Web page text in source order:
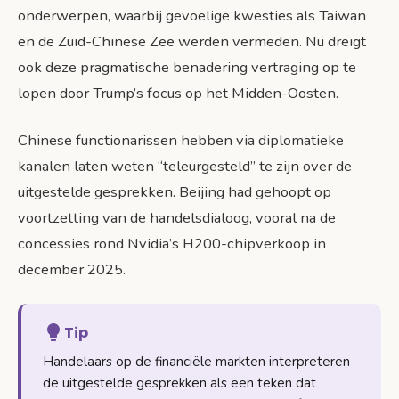
onderwerpen, waarbij gevoelige kwesties als Taiwan
en de Zuid-Chinese Zee werden vermeden. Nu dreigt
ook deze pragmatische benadering vertraging op te
lopen door Trump’s focus op het Midden-Oosten.
Chinese functionarissen hebben via diplomatieke
kanalen laten weten “teleurgesteld” te zijn over de
uitgestelde gesprekken. Beijing had gehoopt op
voortzetting van de handelsdialoog, vooral na de
concessies rond Nvidia’s H200-chipverkoop in
december 2025.
Tip
Handelaars op de financiële markten interpreteren
de uitgestelde gesprekken als een teken dat